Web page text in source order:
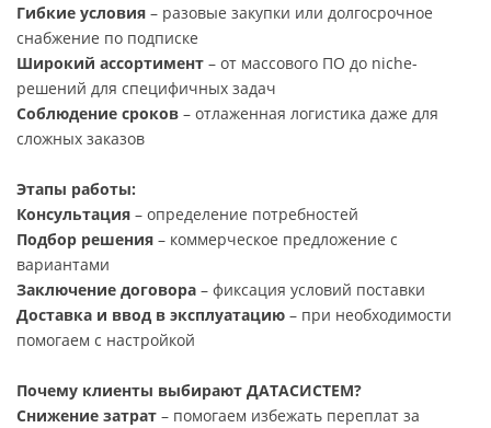
Гибкие условия – разовые закупки или долгосрочное
снабжение по подписке
Широкий ассортимент – от массового ПО до niche-
решений для специфичных задач
Соблюдение сроков – отлаженная логистика даже для
сложных заказов
Этапы работы:
Консультация – определение потребностей
Подбор решения – коммерческое предложение с
вариантами
Заключение договора – фиксация условий поставки
Доставка и ввод в эксплуатацию – при необходимости
помогаем с настройкой
Почему клиенты выбирают ДАТАСИСТЕМ?
Снижение затрат – помогаем избежать переплат за